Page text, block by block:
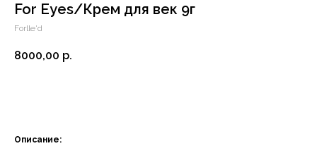
For Eyes/Крем для век 9г
Forlle'd
8000,00 р.
Описание: